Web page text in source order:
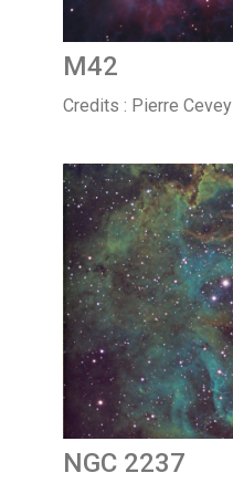
M42
Credits : Pierre Cevey
NGC 2237